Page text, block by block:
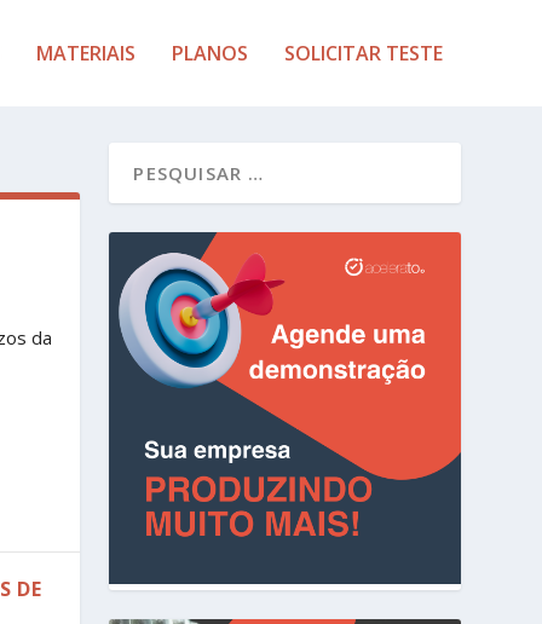
MATERIAIS PLANOS SOLICITAR TESTE
da
DE